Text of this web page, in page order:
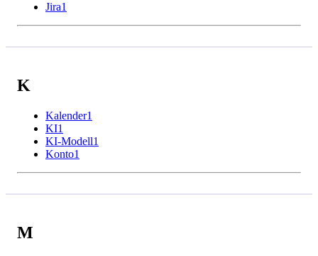
Jira1
K
Kalender1
KI1
KI-Modell1
Konto1
M